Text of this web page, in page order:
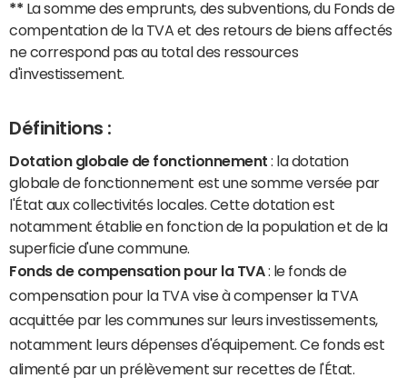
** La somme des emprunts, des subventions, du Fonds de
compentation de la TVA et des retours de biens affectés
ne correspond pas au total des ressources
d'investissement.
Définitions :
Dotation globale de fonctionnement : la dotation
globale de fonctionnement est une somme versée par
l'État aux collectivités locales. Cette dotation est
notamment établie en fonction de la population et de la
superficie d'une commune.
Fonds de compensation pour la TVA: le fonds de
compensation pour la TVA vise à compenser la TVA
acquittée par les communes sur leurs investissements,
notamment leurs dépenses d'équipement. Ce fonds est
alimenté par un prélèvement sur recettes de l'État.